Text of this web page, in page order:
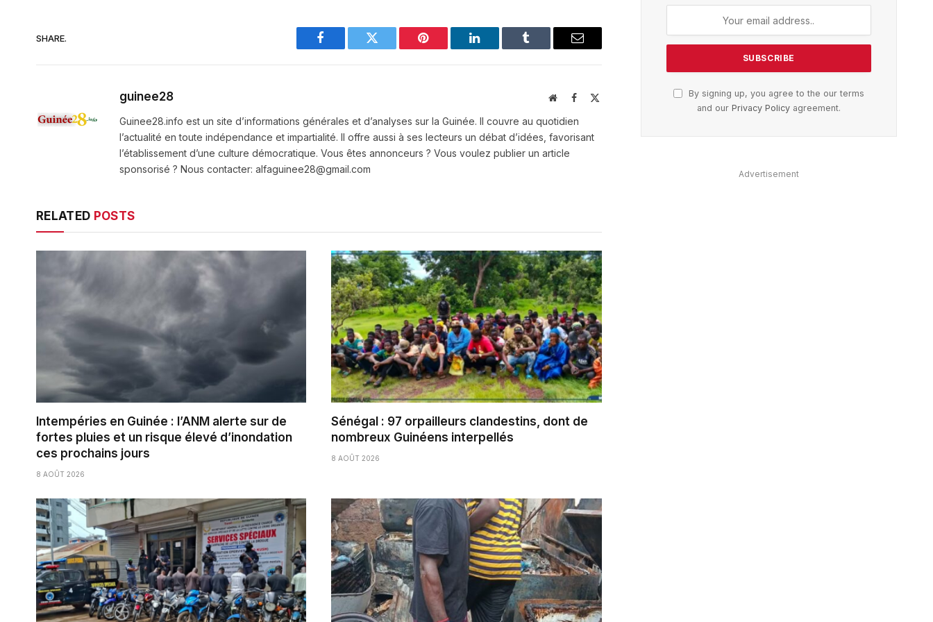
SHARE.
Facebook Twitter Pinterest LinkedIn Tumblr Email
guinee28 WebsiteFacebook
X
Guinee28.info est un site d’informations générales et d’analyses sur la Guinée. Il couvre au quotidien
l’actualité en toute indépendance et impartialité. Il offre aussi à ses lecteurs un débat d’idées, favorisant
l’établissement d’une culture démocratique. Vous êtes annonceurs ? Vous voulez publier un article
sponsorisé ? Nous contacter: alfaguinee28@gmail.com
RELATED POSTS
Intempéries en Guinée : l’ANM alerte sur de
fortes pluies et un risque élevé d’inondation
ces prochains jours
8 AOÛT 2026
Sénégal : 97 orpailleurs clandestins, dont de
nombreux Guinéens interpellés
8 AOÛT 2026
By signing up, you agree to the our terms
and our Privacy Policyagreement.
Advertisement